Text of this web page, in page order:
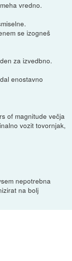
vredno.
se izogneš
za izvedbno.
enostavno
of magnitude večja
vozit tovornjak,
nepotrebna
na bolj